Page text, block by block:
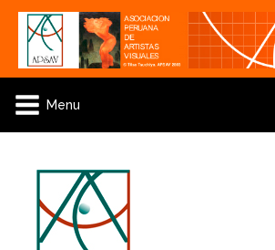
Menu